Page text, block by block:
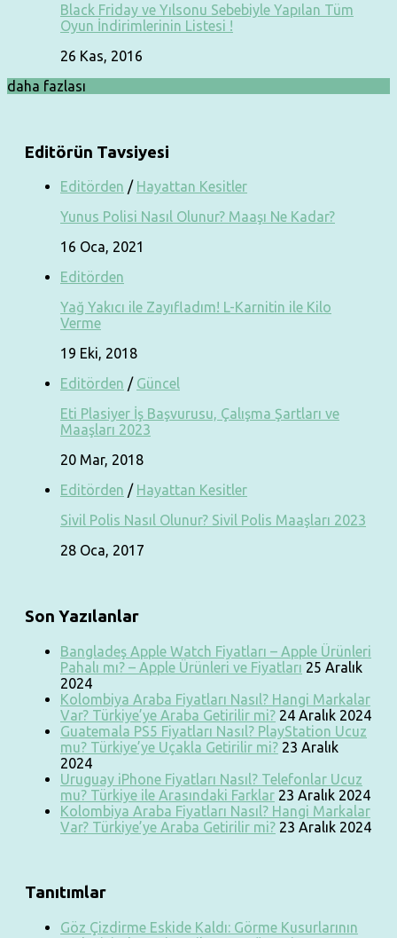
Black Friday ve Yılsonu Sebebiyle Yapılan Tüm
Oyun İndirimlerinin Listesi !
26 Kas, 2016
daha fazlası
Editörün Tavsiyesi
Editörden / Hayattan Kesitler
Yunus Polisi Nasıl Olunur? Maaşı Ne Kadar?
16 Oca, 2021
Editörden
Yağ Yakıcı ile Zayıfladım! L-Karnitin ile Kilo
Verme
19 Eki, 2018
Editörden / Güncel
Eti Plasiyer İş Başvurusu, Çalışma Şartları ve
Maaşları 2023
20 Mar, 2018
Editörden / Hayattan Kesitler
Sivil Polis Nasıl Olunur? Sivil Polis Maaşları 2023
28 Oca, 2017
Son Yazılanlar
Bangladeş Apple Watch Fiyatları – Apple Ürünleri
Pahalı mı? – Apple Ürünleri ve Fiyatları 25 Aralık
2024
Kolombiya Araba Fiyatları Nasıl? Hangi Markalar
Var? Türkiye’ye Araba Getirilir mi? 24 Aralık 2024
Guatemala PS5 Fiyatları Nasıl? PlayStation Ucuz
mu? Türkiye’ye Uçakla Getirilir mi? 23 Aralık
2024
Uruguay iPhone Fiyatları Nasıl? Telefonlar Ucuz
mu? Türkiye ile Arasındaki Farklar 23 Aralık 2024
Kolombiya Araba Fiyatları Nasıl? Hangi Markalar
Var? Türkiye’ye Araba Getirilir mi? 23 Aralık 2024
Tanıtımlar
Göz Çizdirme Eskide Kaldı: Görme Kusurlarının